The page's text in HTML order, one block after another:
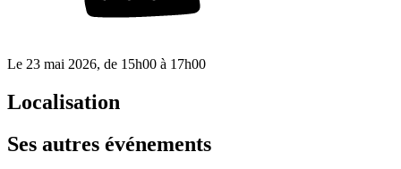
Le 23 mai 2026, de 15h00 à 17h00
Localisation
Ses autres événements